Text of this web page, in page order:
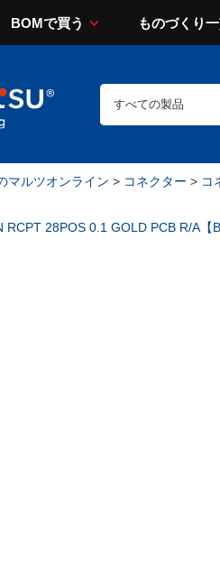
BOMで買う ものづくり
マルツオンライン > コネクター > コ